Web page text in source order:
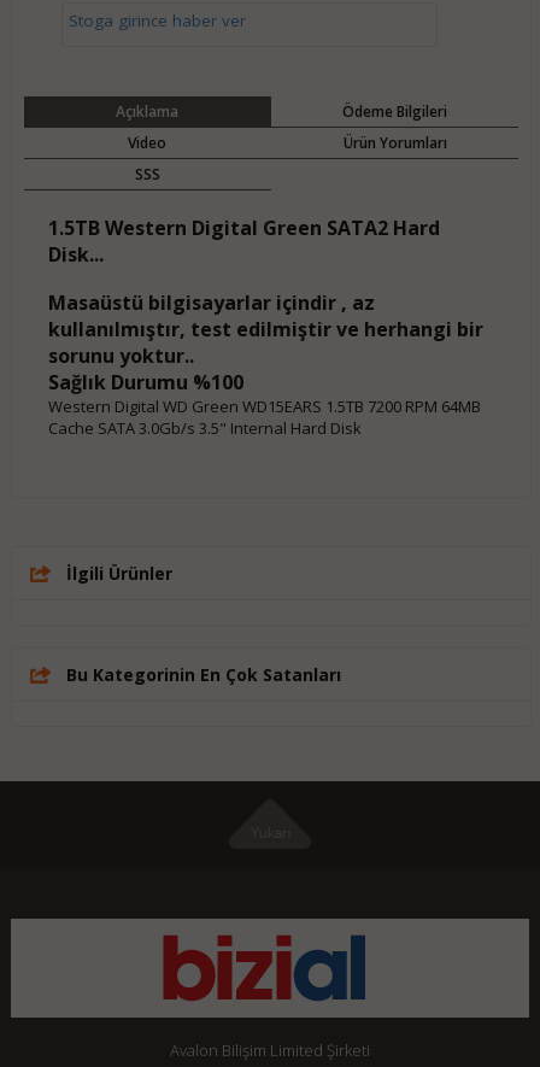
Stoga girince haber ver
Açıklama
Ödeme Bilgileri
Video
Ürün Yorumları
SSS
1.5TB Western Digital Green SATA2 Hard
Disk...
Masaüstü bilgisayarlar içindir , az
kullanılmıştır, test edilmiştir ve herhangi bir
sorunu yoktur..
Sağlık Durumu %100
Western Digital WD Green WD15EARS 1.5TB 7200 RPM 64MB
Cache SATA 3.0Gb/s 3.5" Internal Hard Disk
İlgili Ürünler
Bu Kategorinin En Çok Satanları
Avalon Bilişim Limited Şirketi